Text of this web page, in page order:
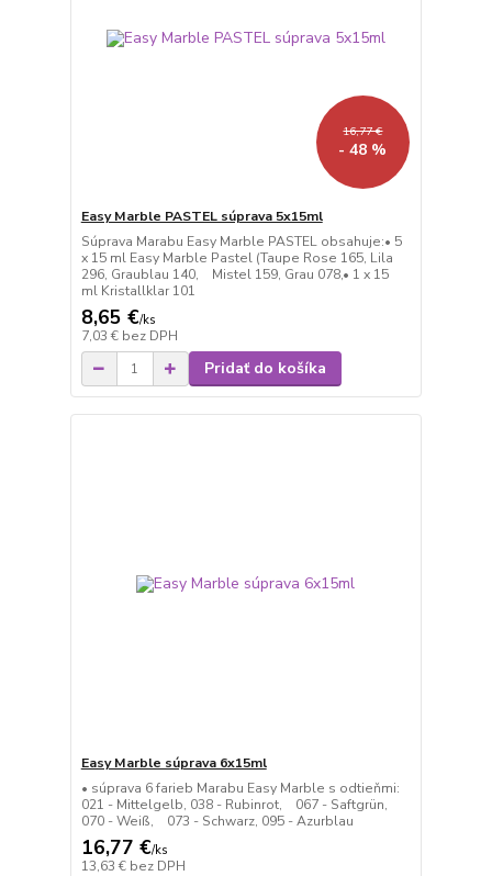
16,77 €
- 48 %
Easy Marble PASTEL súprava 5x15ml
Súprava Marabu Easy Marble PASTEL obsahuje:• 5
x 15 ml Easy Marble Pastel (Taupe Rose 165, Lila
296, Graublau 140, Mistel 159, Grau 078,• 1 x 15
ml Kristallklar 101
8,65 €/ks
7,03 € bez DPH
Pridať do košíka
Easy Marble súprava 6x15ml
• súprava 6 farieb Marabu Easy Marble s odtieňmi:
021 - Mittelgelb, 038 - Rubinrot, 067 - Saftgrün,
070 - Weiß, 073 - Schwarz, 095 - Azurblau
16,77 €/ks
13,63 € bez DPH